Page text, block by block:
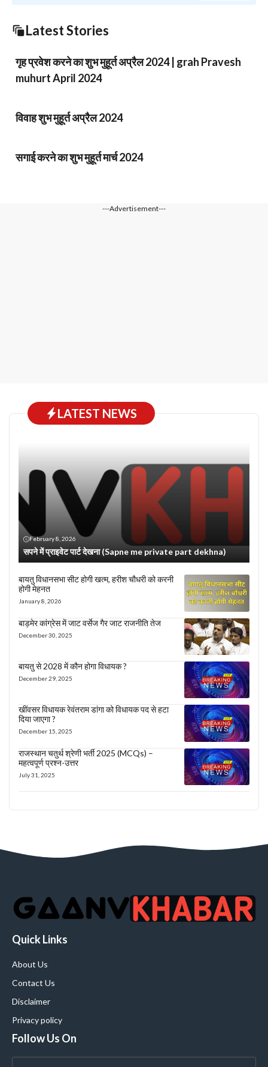
Latest Stories
गृह प्रवेश करने का शुभ मुहूर्त अप्रैल 2024 | grah Pravesh
muhurt April 2024
विवाह शुभ मुहूर्त अप्रैल 2024
सगाई करने का शुभ मुहूर्त मार्च 2024
---Advertisement---
LATEST NEWS
February 8, 2026
सपने में प्राइवेट पार्ट देखना (Sapne me private part dekhna)
बायतु विधानसभा सीट होगी खत्म, हरीश चौधरी को करनी
होगी मेहनत
January 8, 2026
बाड़मेर कांग्रेस में जाट वर्सेज गैर जाट राजनीति तेज
December 30, 2025
बायतु से 2028 में कौन होगा विधायक ?
December 29, 2025
खींवसर विधायक रेवंतराम डांगा को विधायक पद से हटा
दिया जाएगा ?
December 15, 2025
राजस्थान चतुर्थ श्रेणी भर्ती 2025 (MCQs) –
महत्वपूर्ण प्रश्न-उत्तर
July 31, 2025
Quick Links
About Us
Contact Us
Disclaimer
Privacy policy
Follow Us On